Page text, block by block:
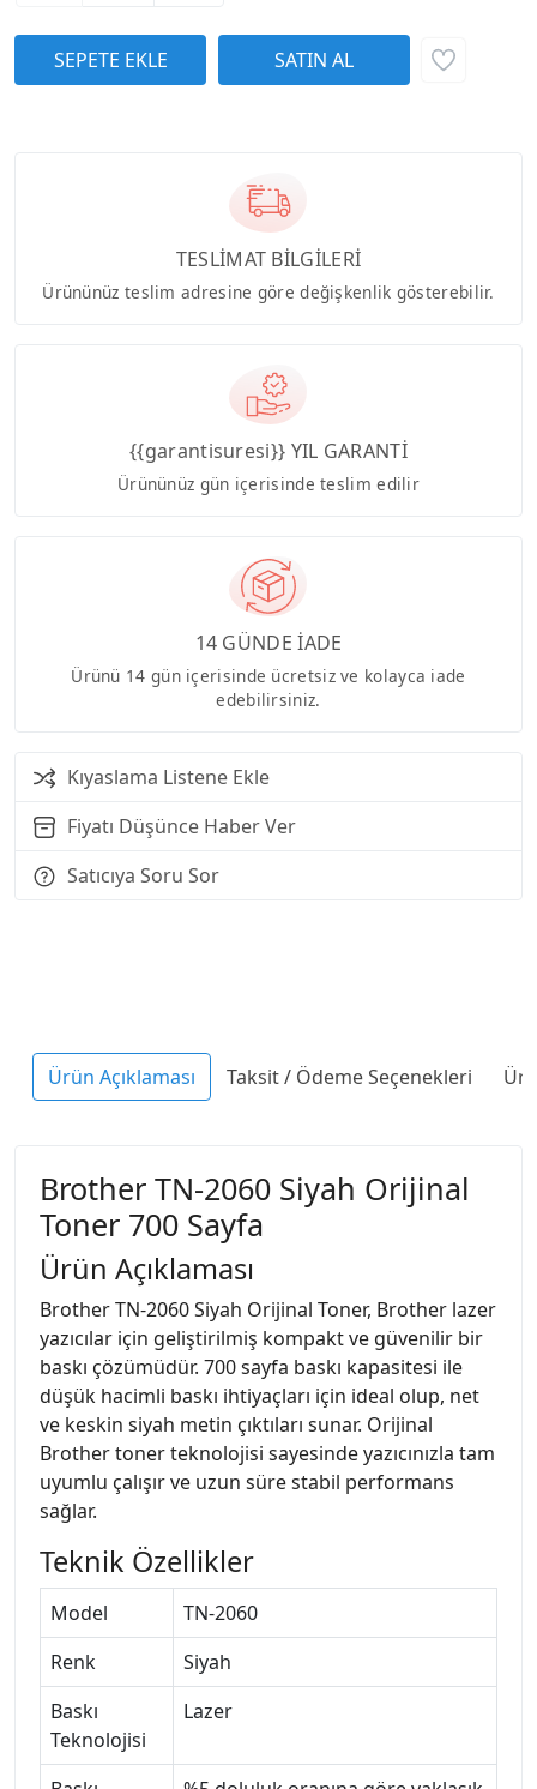
TESLİMAT BİLGİLERİ
Ürününüz teslim adresine göre değişkenlik gösterebilir.
{{garantisuresi}} YIL GARANTİ
Ürününüz gün içerisinde teslim edilir
14 GÜNDE İADE
Ürünü 14 gün içerisinde ücretsiz ve kolayca iade
edebilirsiniz.
Kıyaslama Listene Ekle
Fiyatı Düşünce Haber Ver
Satıcıya Soru Sor
Ürün Açıklaması Taksit / Ödeme Seçenekleri
Brother TN-2060 Siyah Orijinal
Toner 700 Sayfa
Ürün Açıklaması
Brother TN-2060 Siyah Orijinal Toner, Brother lazer
yazıcılar için geliştirilmiş kompakt ve güvenilir bir
baskı çözümüdür. 700 sayfa baskı kapasitesi ile
düşük hacimli baskı ihtiyaçları için ideal olup, net
ve keskin siyah metin çıktıları sunar. Orijinal
Brother toner teknolojisi sayesinde yazıcınızla tam
uyumlu çalışır ve uzun süre stabil performans
sağlar.
Teknik Özellikler
Model
TN-2060
Renk
Siyah
Baskı
Teknolojisi
Lazer